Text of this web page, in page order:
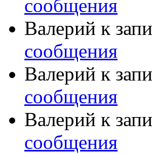
сообщения
Валерий к
сообщения
Валерий к
сообщения
Валерий к
сообщения